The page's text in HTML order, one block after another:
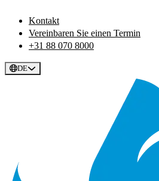
Kontakt
Vereinbaren Sie einen Termin
+31 88 070 8000
DE